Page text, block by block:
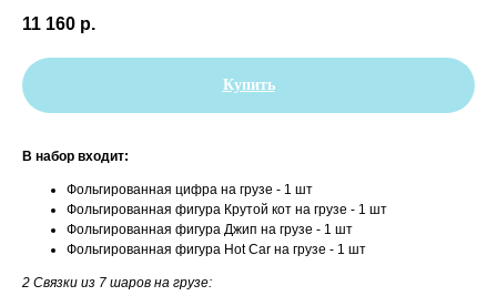
11 160 р.
Купить
В набор входит:
Фольгированная цифра на грузе - 1 шт
Фольгированная фигура Крутой кот на грузе - 1 шт
Фольгированная фигура Джип на грузе - 1 шт
Фольгированная фигура Hot Car на грузе - 1 шт
2 Связки из 7 шаров на грузе: